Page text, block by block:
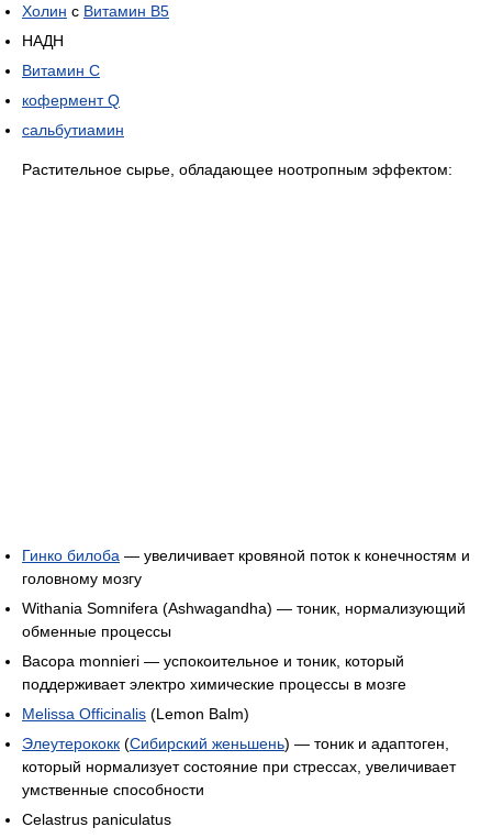
Холин с Витамин B5
НАДН
Витамин C
кофермент Q
сальбутиамин
Растительное сырье, обладающее ноотропным эффектом:
Гинко билоба — увеличивает кровяной поток к конечностям и
головному мозгу
Withania Somnifera (Ashwagandha) — тоник, нормализующий
обменные процессы
Bacopa monnieri — успокоительное и тоник, который
поддерживает электро химические процессы в мозге
Melissa Officinalis (Lemon Balm)
Элеутерококк (Сибирский женьшень) — тоник и адаптоген,
который нормализует состояние при стрессах, увеличивает
умственные способности
Celastrus paniculatus